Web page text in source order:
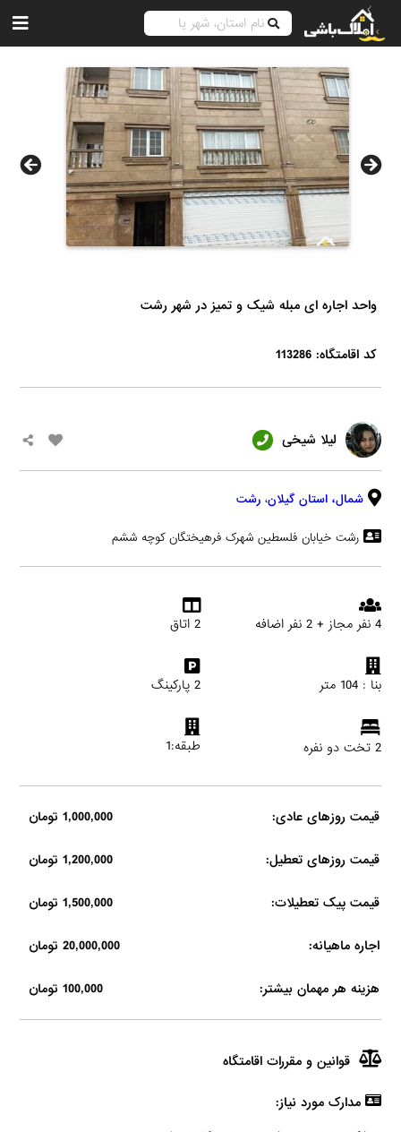
واحد اجاره ای مبله شیک و تمیز در شهر رشت
کد اقامتگاه: 113286
لیلا شیخی
شمال، استان گیلان، رشت
رشت خیابان فلسطین شهرک فرهیختگان کوچه ششم
4 نفر مجاز + 2 نفر اضافه 2 اتاق
بنا : 104 متر 2 پارکینگ
2 تخت دو نفره طبقه:1
قیمت روزهای عادی: 1,000,000 تومان
قیمت روزهای تعطیل: 1,200,000 تومان
قیمت پیک تعطیلات: 1,500,000 تومان
اجاره ماهیانه: 20,000,000 تومان
هزینه هر مهمان بیشتر: 100,000 تومان
قوانین و مقررات اقامتگاه
مدارک مورد نیاز: